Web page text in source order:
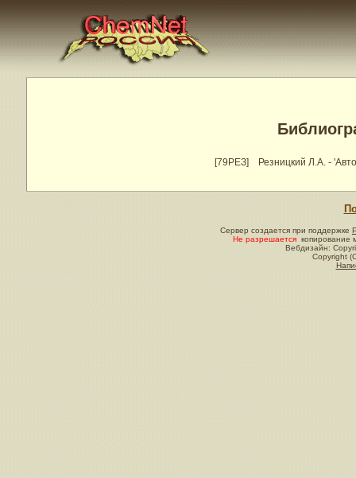
[79РЕЗ] Резницкий Л.А. -
Сервер создается при поддержке
Не разрешается копирование
Вебдизайн:
Copyright